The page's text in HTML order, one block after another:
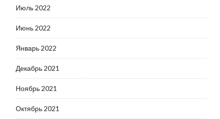
Июль 2022
Июнь 2022
Январь 2022
Декабрь 2021
Ноябрь 2021
Октябрь 2021